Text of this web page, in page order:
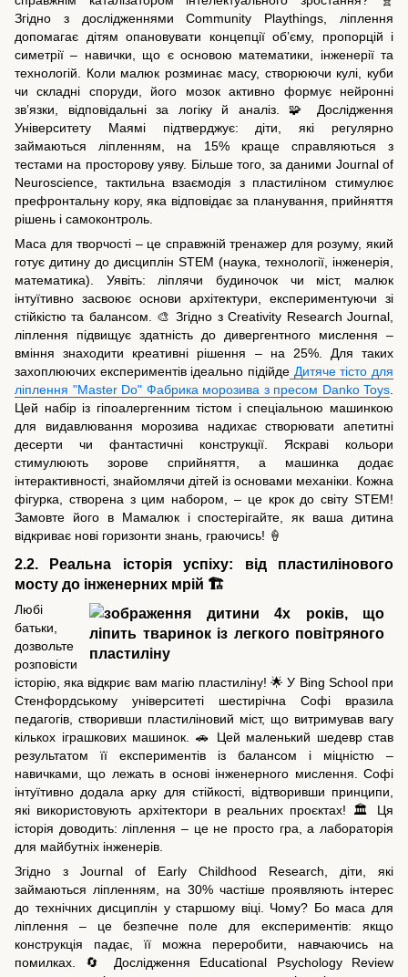
Згідно з дослідженнями Community Playthings, ліплення
допомагає дітям опановувати концепції об’єму, пропорцій і
симетрії – навички, що є основою математики, інженерії та
технологій. Коли малюк розминає масу, створюючи кулі, куби
чи складні споруди, його мозок активно формує нейронні
зв’язки, відповідальні за логіку й аналіз. 🧩 Дослідження
Університету Маямі підтверджує: діти, які регулярно
займаються ліпленням, на 15% краще справляються з
тестами на просторову уяву. Більше того, за даними Journal of
Neuroscience, тактильна взаємодія з пластиліном стимулює
префронтальну кору, яка відповідає за планування, прийняття
рішень і самоконтроль.
Маса для творчості – це справжній тренажер для розуму, який
готує дитину до дисциплін STEM (наука, технології, інженерія,
математика). Уявіть: ліплячи будиночок чи міст, малюк
інтуїтивно засвоює основи архітектури, експериментуючи зі
стійкістю та балансом. 🎨 Згідно з Creativity Research Journal,
ліплення підвищує здатність до дивергентного мислення –
вміння знаходити креативні рішення – на 25%. Для таких
захоплюючих експериментів ідеально підійде Дитяче тісто для
ліплення "Master Do" Фабрика морозива з пресом Danko Toys.
Цей набір із гіпоалергенним тістом і спеціальною машинкою
для видавлювання морозива надихає створювати апетитні
десерти чи фантастичні конструкції. Яскраві кольори
стимулюють зорове сприйняття, а машинка додає
інтерактивності, знайомлячи дітей із основами механіки. Кожна
фігурка, створена з цим набором, – це крок до світу STEM!
Замовте його в Мамалюк і спостерігайте, як ваша дитина
відкриває нові горизонти знань, граючись! 🍦
2.2. Реальна історія успіху: від пластилінового
мосту до інженерних мрій 🏗️
Любі
батьки,
дозвольте
розповісти
історію, яка відкриє вам магію пластиліну! 🌟 У Bing School при
Стенфордському університеті шестирічна Софі вразила
педагогів, створивши пластиліновий міст, що витримував вагу
кількох іграшкових машинок. 🚗 Цей маленький шедевр став
результатом її експериментів із балансом і міцністю –
навичками, що лежать в основі інженерного мислення. Софі
інтуїтивно додала арку для стійкості, відтворивши принципи,
які використовують архітектори в реальних проєктах! 🏛️ Ця
історія доводить: ліплення – це не просто гра, а лабораторія
для майбутніх інженерів.
Згідно з Journal of Early Childhood Research, діти, які
займаються ліпленням, на 30% частіше проявляють інтерес
до технічних дисциплін у старшому віці. Чому? Бо маса для
ліплення – це безпечне поле для експериментів: якщо
конструкція падає, її можна переробити, навчаючись на
помилках. 🔄 Дослідження Educational Psychology Review